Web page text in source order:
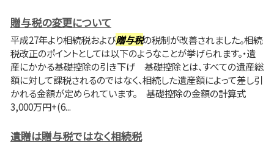
贈与税の変更について
平成27年より相続税および贈与税の税制が改善されました。相続
税改正のポイントとしては以下のようなことが挙げられます。・遺
産にかかる基礎控除の引き下げ 基礎控除とは、すべての遺産総
額に対して課税されるのではなく、相続した遺産額によって差し引
かれる金額が定められています。 基礎控除の金額の計算式
3,000万円+(6...
遺贈は贈与税ではなく相続税